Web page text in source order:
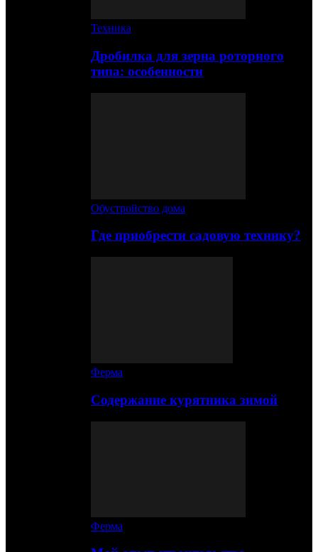
Техника
Дробилка для зерна роторного
типа: особенности
Обустройство дома
Где приобрести садовую технику?
Ферма
Содержание курятника зимой
Ферма